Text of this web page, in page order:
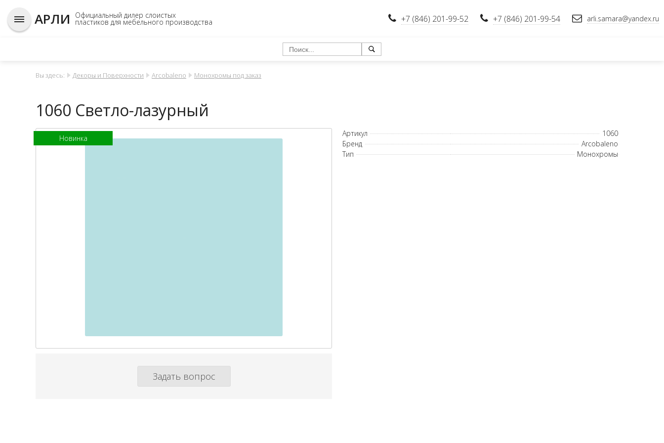
АРЛИ Официальный дилер слоистых
пластиков для мебельного производства +7 (846) 201-99-52 +7 (846) 201-99-54 arli.samara@yandex.ru
Вы здесь: Декоры и Поверхности Arcobaleno Монохромы под заказ
1060 Светло-лазурный
Новинка
Задать вопрос
Артикул
1060
Бренд
Arcobaleno
Тип
Монохромы